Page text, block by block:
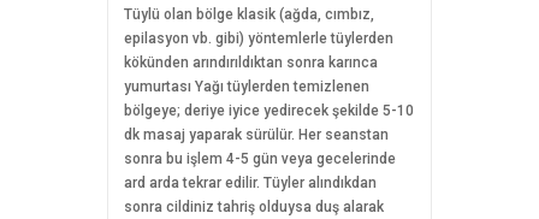
Tüylü olan bölge klasik (ağda, cımbız,
epilasyon vb. gibi) yöntemlerle tüylerden
kökünden arındırıldıktan sonra karınca
yumurtası Yağı tüylerden temizlenen
bölgeye; deriye iyice yedirecek şekilde 5-10
dk masaj yaparak sürülür. Her seanstan
sonra bu işlem 4-5 gün veya gecelerinde
ard arda tekrar edilir. Tüyler alındıkdan
sonra cildiniz tahriş olduysa duş alarak